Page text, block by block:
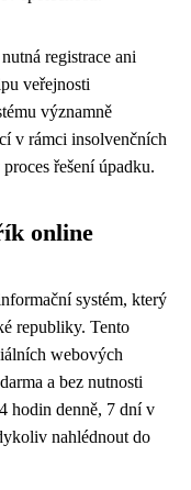
registrace ani
veřejnosti
významně
v rámci insolvenčních
řešení úpadku.
online
systém, který
republiky. Tento
webových
a bez nutnosti
hodin denně, 7 dní v
nahlédnout do